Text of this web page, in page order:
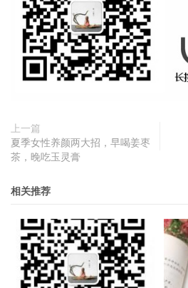
上一篇
夏季女性养颜两大招，早喝姜枣
茶，晚吃玉灵膏
相关推荐